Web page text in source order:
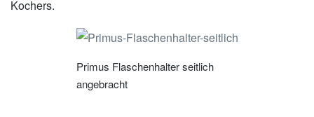
Kochers.
Primus Flaschenhalter seitlich
angebracht